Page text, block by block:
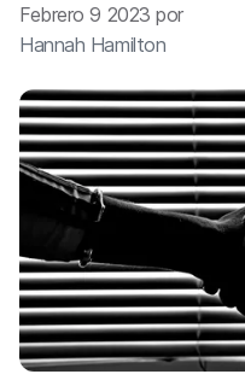
Febrero 9 2023 por
Hannah Hamilton